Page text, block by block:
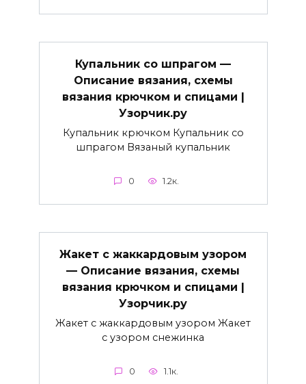
Купальник со шпрагом —
Описание вязания, схемы
вязания крючком и спицами |
Узорчик.ру
Купальник крючком Купальник со
шпрагом Вязаный купальник
0 1.2к.
Жакет с жаккардовым узором
— Описание вязания, схемы
вязания крючком и спицами |
Узорчик.ру
Жакет с жаккардовым узором Жакет
с узором снежинка
0 1.1к.